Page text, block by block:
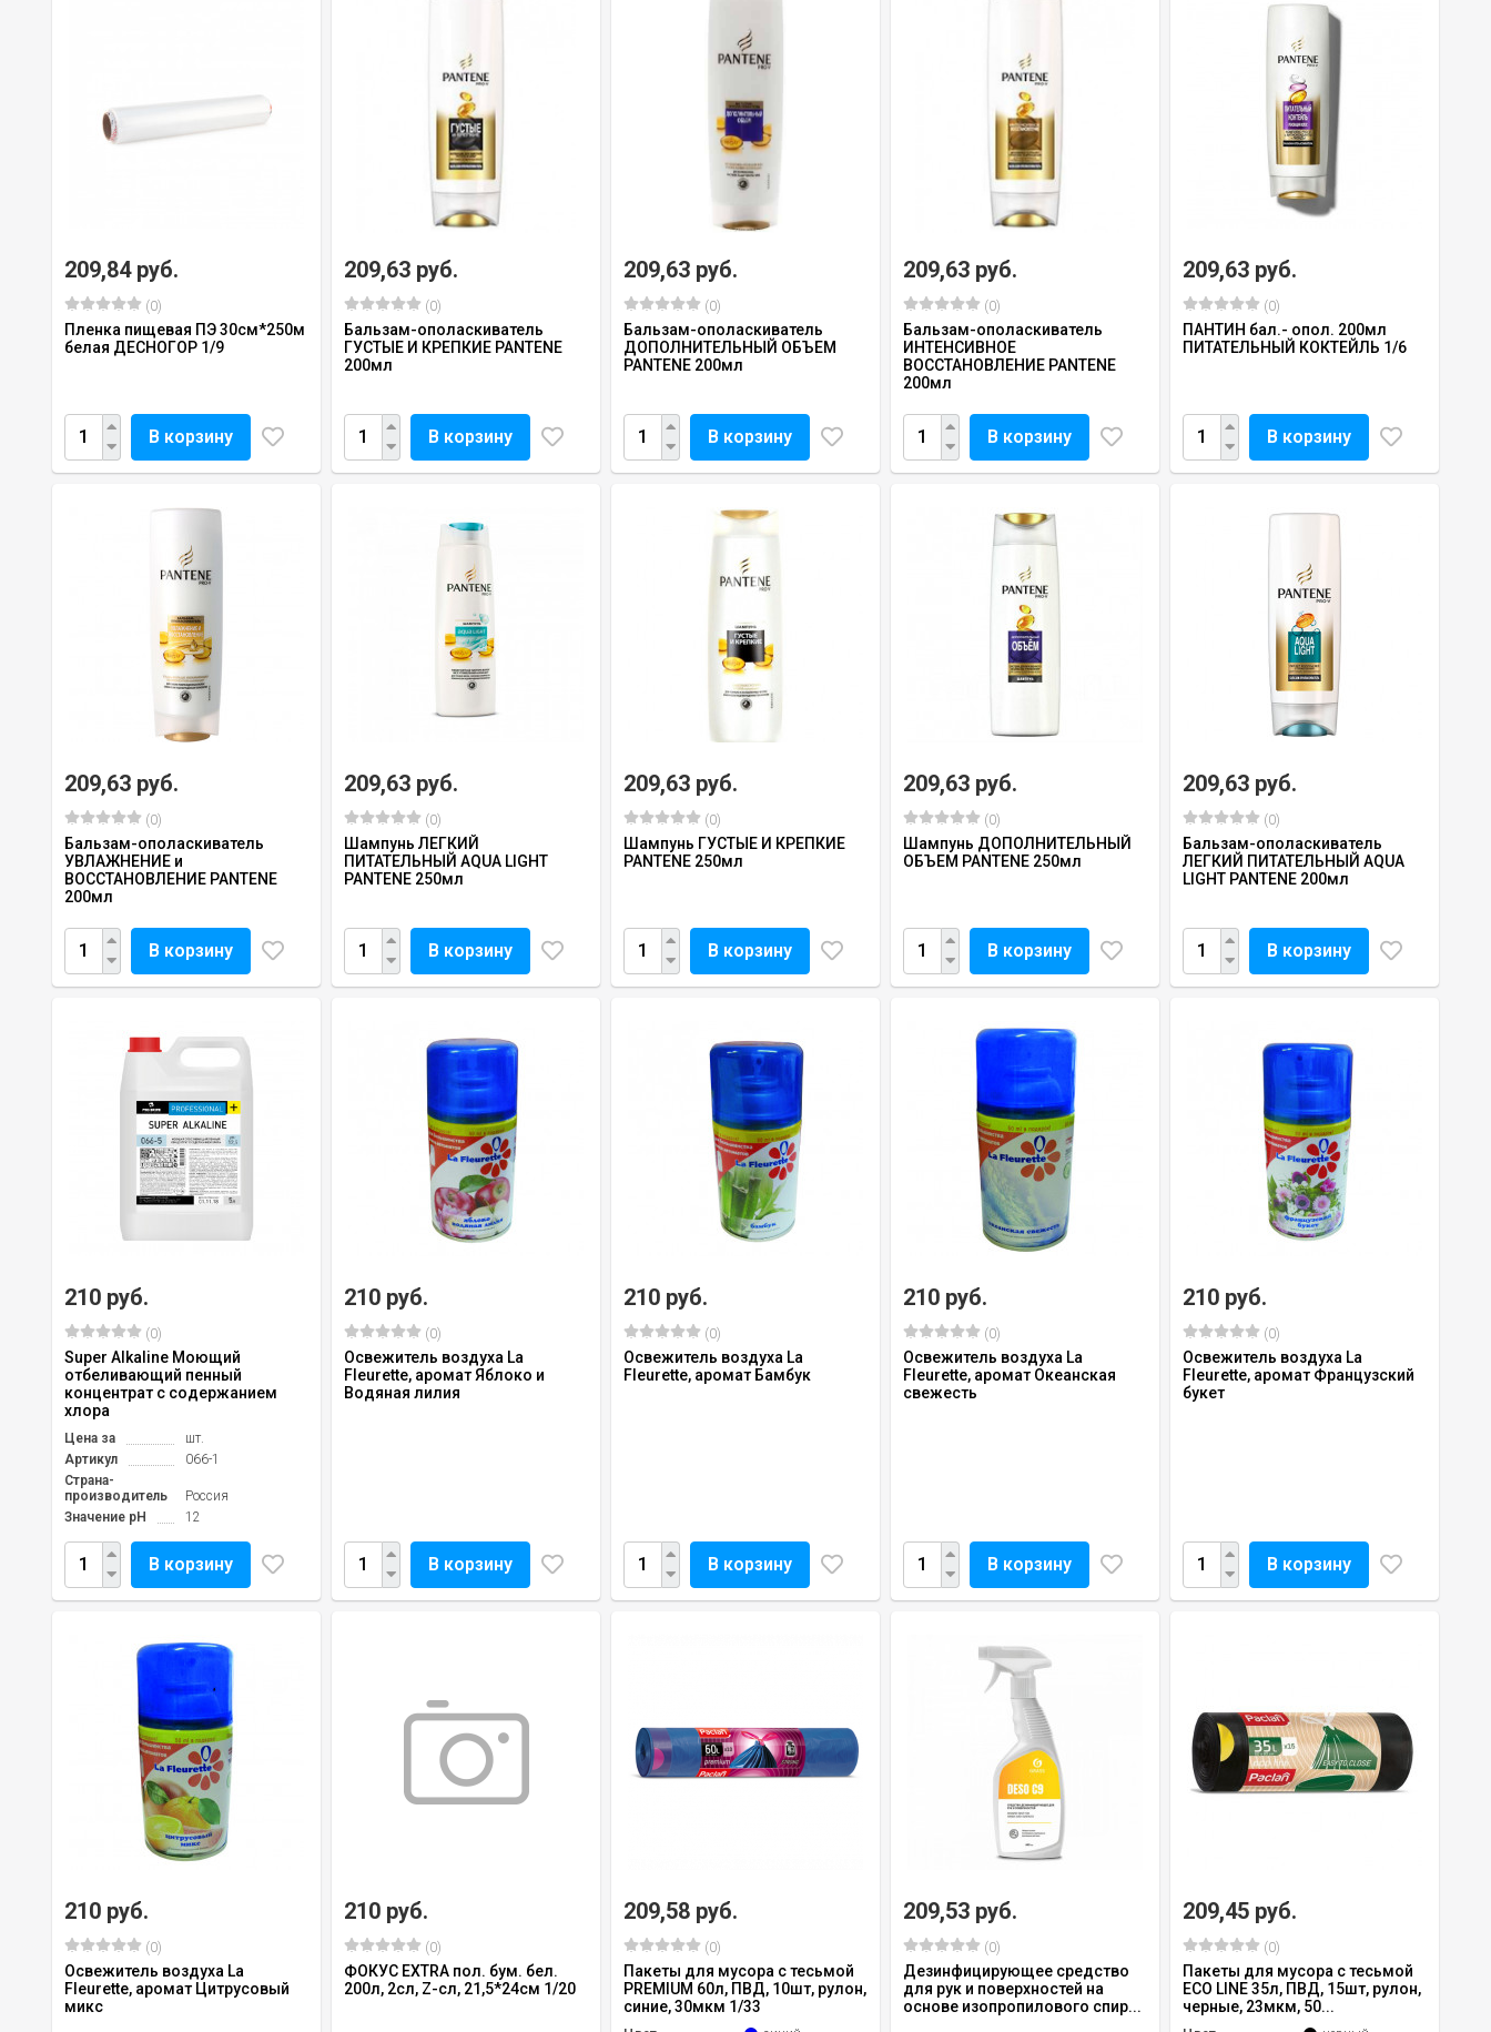
209,84 руб.
(0)
Пленка пищевая ПЭ 30см*250м
белая ДЕСНОГОР 1/9
В корзину
209,63 руб.
(0)
Бальзам-ополаскиватель
ГУСТЫЕ И КРЕПКИЕ PANTENE
200мл
В корзину
209,63 руб.
(0)
Бальзам-ополаскиватель
ДОПОЛНИТЕЛЬНЫЙ ОБЪЕМ
PANTENE 200мл
В корзину
209,63 руб.
(0)
Бальзам-ополаскиватель
ИНТЕНСИВНОЕ
ВОССТАНОВЛЕНИЕ PANTENE
200мл
В корзину
209,63 руб.
(0)
ПАНТИН бал.- опол. 200мл
ПИТАТЕЛЬНЫЙ КОКТЕЙЛЬ 1/6
В корзину
209,63 руб.
(0)
Бальзам-ополаскиватель
УВЛАЖНЕНИЕ и
ВОССТАНОВЛЕНИЕ PANTENE
200мл
В корзину
209,63 руб.
(0)
Шампунь ЛЕГКИЙ
ПИТАТЕЛЬНЫЙ AQUA LIGHT
PANTENE 250мл
В корзину
209,63 руб.
(0)
Шампунь ГУСТЫЕ И КРЕПКИЕ
PANTENE 250мл
В корзину
209,63 руб.
(0)
Шампунь ДОПОЛНИТЕЛЬНЫЙ
ОБЪЕМ PANTENE 250мл
В корзину
209,63 руб.
(0)
Бальзам-ополаскиватель
ЛЕГКИЙ ПИТАТЕЛЬНЫЙ AQUA
LIGHT PANTENE 200мл
В корзину
210 руб.
(0)
Super Alkaline Моющий
отбеливающий пенный
концентрат с содержанием
хлора
Цена за
шт.
Артикул
066-1
Страна-
производитель
Россия
Значение pH
12
В корзину
210 руб.
(0)
Освежитель воздуха La
Fleurette, аромат Яблоко и
Водяная лилия
В корзину
210 руб.
(0)
Освежитель воздуха La
Fleurette, аромат Бамбук
В корзину
210 руб.
(0)
Освежитель воздуха La
Fleurette, аромат Океанская
свежесть
В корзину
210 руб.
(0)
Освежитель воздуха La
Fleurette, аромат Французский
букет
В корзину
210 руб.
(0)
Освежитель воздуха La
Fleurette, аромат Цитрусовый
микс
210 руб.
(0)
ФОКУС EXTRA пол. бум. бел.
200л, 2сл, Z-сл, 21,5*24см 1/20
209,58 руб.
(0)
Пакеты для мусора с тесьмой
PREMIUM 60л, ПВД, 10шт, рулон,
синие, 30мкм 1/33
209,53 руб.
(0)
Дезинфицирующее средство
для рук и поверхностей на
основе изопропилового спир...
209,45 руб.
(0)
Пакеты для мусора с тесьмой
ECO LINE 35л, ПВД, 15шт, рулон,
черные, 23мкм, 50...